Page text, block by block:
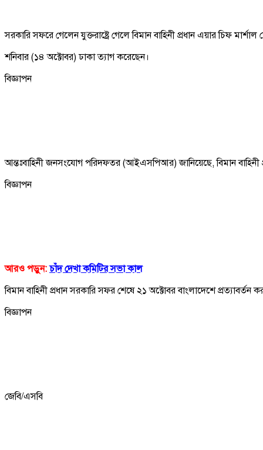
সরকারি সফরে গেলেন যুক্তরাষ্ট্রে গেলে বিমান বাহিনী প্রধান এয়ার চিফ
শনিবার (১৪ অক্টোবর) ঢাকা ত্যাগ করেছেন।
বিজ্ঞাপন
আন্তঃবাহিনী জনসংযোগ পরিদফতর (আইএসপিআর) জানিয়েছে, বিমান বাহিনী
বিজ্ঞাপন
আরও পড়ুন:চাঁদ দেখা কমিটির সভা কাল
বিমান বাহিনী প্রধান সরকারি সফর শেষে ২১ অক্টোবর বাংলাদেশে প্রত্যাবর্তন
বিজ্ঞাপন
জেবি/এসবি